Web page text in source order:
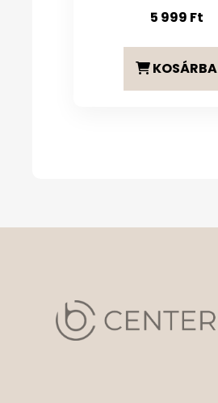
5 999 Ft
KOSÁRBA